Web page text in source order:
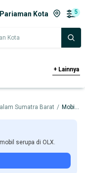
Kota 5
Kota
+ Lainnya
Sumatra Barat / Mobil Bekas dalam Pariaman Kota
serupa di OLX.